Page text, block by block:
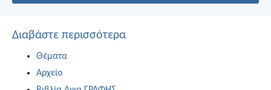
Διαβάστε περισσότερα
Θέματα
Αρχείο